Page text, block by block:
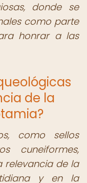
donde se
como parte
honrar a las
de la
como sellos
cuneiformes,
relevancia de la
y en la